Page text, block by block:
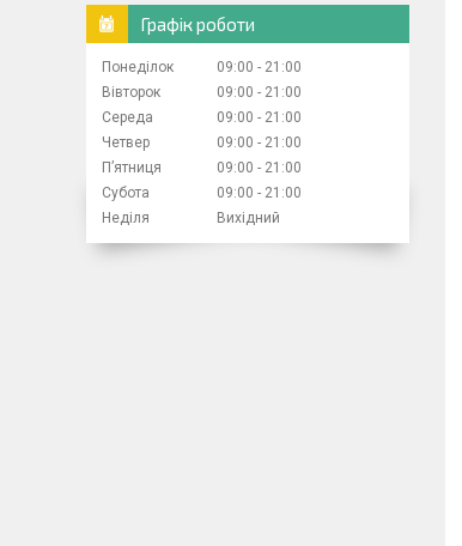
Графік роботи
Понеділок 09:00
21:00
Вівторок
09:00
21:00
Середа
09:00
21:00
Четвер
09:00
21:00
Пʼятниця
09:00
21:00
Субота
09:00
21:00
Неділя
Вихідний